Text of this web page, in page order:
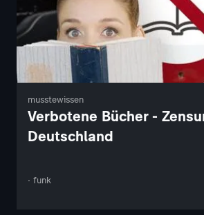
musstewissen
Verbotene Bücher -
Deutschland
· funk